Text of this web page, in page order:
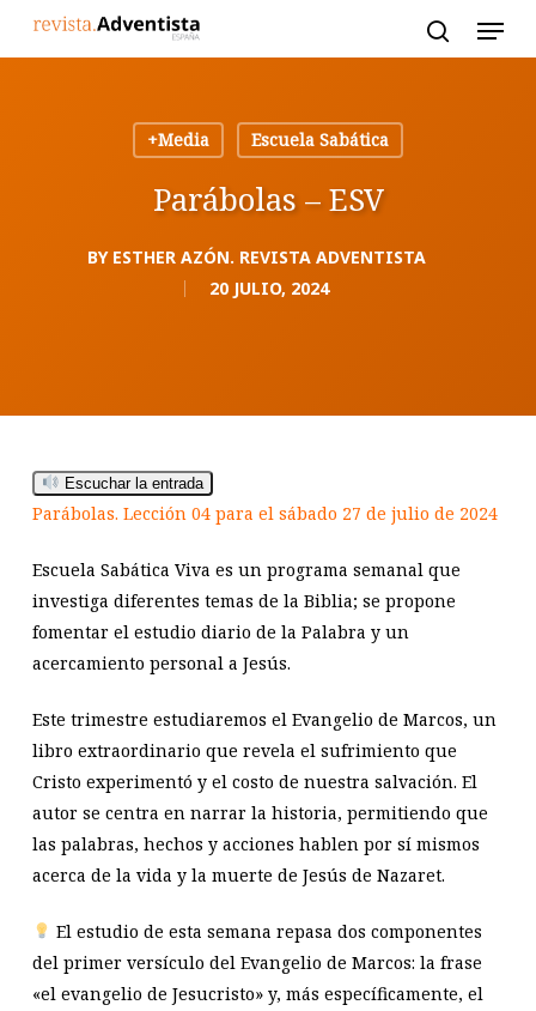
+Media
Escuela Sabática
Parábolas – ESV
BY ESTHER AZÓN. REVISTA ADVENTISTA
20 JULIO, 2024
Escuchar la entrada
Parábolas. Lección 04 para el sábado 27 de julio de 2024
Escuela Sabática Viva es un programa semanal que
investiga diferentes temas de la Biblia; se propone
fomentar el estudio diario de la Palabra y un
acercamiento personal a Jesús.
Este trimestre estudiaremos el Evangelio de Marcos, un
libro extraordinario que revela el sufrimiento que
Cristo experimentó y el costo de nuestra salvación. El
autor se centra en narrar la historia, permitiendo que
las palabras, hechos y acciones hablen por sí mismos
acerca de la vida y la muerte de Jesús de Nazaret.
El estudio de esta semana repasa dos componentes
del primer versículo del Evangelio de Marcos: la frase
«el evangelio de Jesucristo» y, más específicamente, el